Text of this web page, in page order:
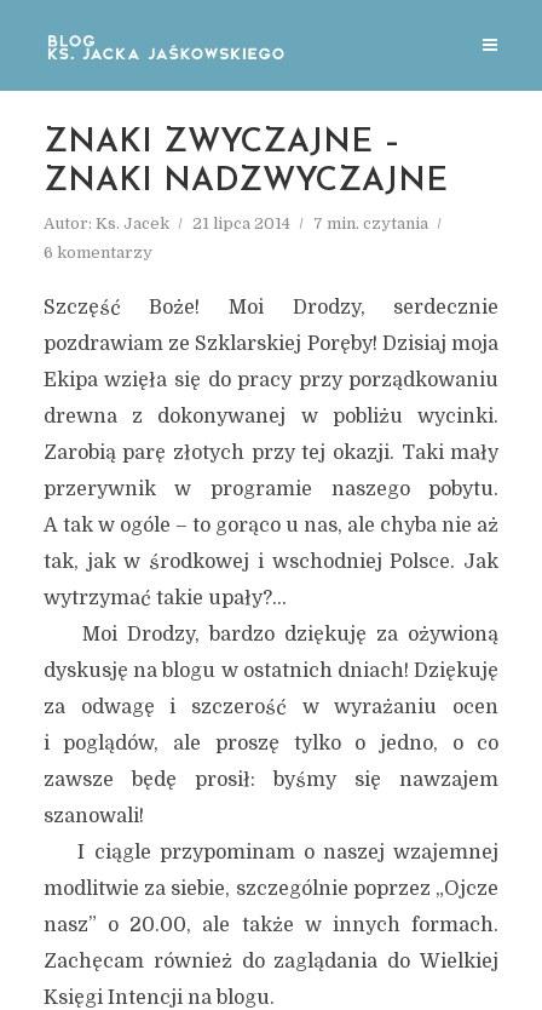
ZNAKI ZWYCZAJNE –
ZNAKI NADZWYCZAJNE
Autor: Ks. Jacek 21 lipca 2014
7 min. czytania
6 komentarzy
Szczęść Boże! Moi Drodzy, serdecznie
pozdrawiam ze Szklarskiej Poręby! Dzisiaj moja
Ekipa wzięła się do pracy przy porządkowaniu
drewna z dokonywanej w pobliżu wycinki.
Zarobią parę złotych przy tej okazji. Taki mały
przerywnik w programie naszego pobytu.
A tak w ogóle – to gorąco u nas, ale chyba nie aż
tak, jak w środkowej i wschodniej Polsce. Jak
wytrzymać takie upały?…
Moi Drodzy, bardzo dziękuję za ożywioną
dyskusję na blogu w ostatnich dniach! Dziękuję
za odwagę i szczerość w wyrażaniu ocen
i poglądów, ale proszę tylko o jedno, o co
zawsze będę prosił: byśmy się nawzajem
szanowali!
I ciągle przypominam o naszej wzajemnej
modlitwie za siebie, szczególnie poprzez „Ojcze
nasz” o 20.00, ale także w innych formach.
Zachęcam również do zaglądania do Wielkiej
Księgi Intencji na blogu.